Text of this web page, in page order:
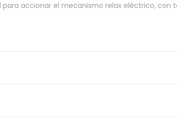
accionar el mecanismo relax eléctrico,